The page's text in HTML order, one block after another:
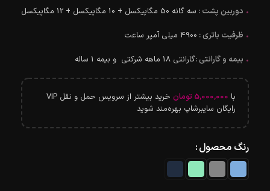
• دوربین پشت : سه گانه 50 مگاپیکسل + 10 مگاپیکسل + 12 مگاپیکسل
• ظرفیت باتری : 4900 میلی آمپر ساعت
• بیمه و گارانتی :گارانتی 18 ماهه شرکتی و بیمه 1 ساله
با 5,000,000 تومان
خرید بیشتر از سرویس حمل و نقل VIP
رایگان سایبرشاپ بهره‌مند شوید
رنگ محصول